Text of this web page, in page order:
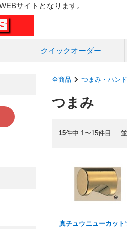
サイトとなります。
クイックオーダー
全商品 つまみ・ハン
つまみ
15件中 1〜15件目
真チュウニューカット